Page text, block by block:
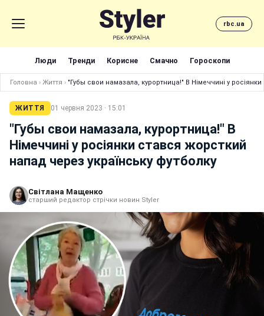
rbc.ua
Люди Тренди Корисне Смачно Гороскопи
Головна › Життя › "Губы свои намазала, курортница!" В Німеччині у
ЖИТТЯ 01 червня 2023 · 15:01
"Губы свои намазала, курортница!" В
Німеччині у росіянки стався жорсткий
напад через українську футболку
Світлана Мащенко
старший редактор стрічки новин Styler